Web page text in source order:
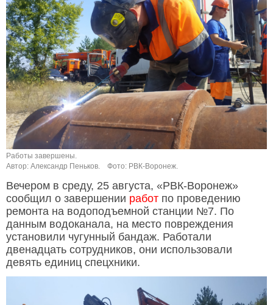
Работы завершены.
Автор: Александр Пеньков.
Фото: РВК-Воронеж.
Вечером в среду, 25 августа, «РВК-Воронеж»
сообщил о завершении работ по проведению
ремонта на водоподъемной станции №7. По
данным водоканала, на место повреждения
установили чугунный бандаж. Работали
двенадцать сотрудников, они использовали
девять единиц спецхники.